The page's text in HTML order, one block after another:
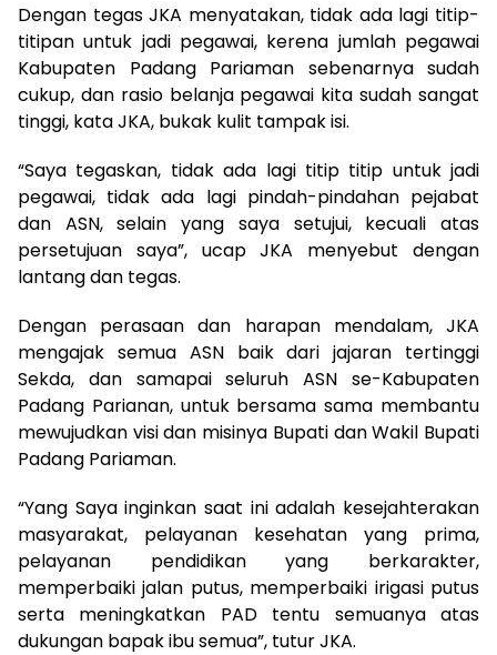
Dengan tegas JKA menyatakan, tidak ada lagi titip-
titipan untuk jadi pegawai, kerena jumlah pegawai
Kabupaten Padang Pariaman sebenarnya sudah
cukup, dan rasio belanja pegawai kita sudah sangat
tinggi, kata JKA, bukak kulit tampak isi.
“Saya tegaskan, tidak ada lagi titip titip untuk jadi
pegawai, tidak ada lagi pindah-pindahan pejabat
dan ASN, selain yang saya setujui, kecuali atas
persetujuan saya”, ucap JKA menyebut dengan
lantang dan tegas.
Dengan perasaan dan harapan mendalam, JKA
mengajak semua ASN baik dari jajaran tertinggi
Sekda, dan samapai seluruh ASN se-Kabupaten
Padang Parianan, untuk bersama sama membantu
mewujudkan visi dan misinya Bupati dan Wakil Bupati
Padang Pariaman.
“Yang Saya inginkan saat ini adalah kesejahterakan
masyarakat, pelayanan kesehatan yang prima,
pelayanan pendidikan yang berkarakter,
memperbaiki jalan putus, memperbaiki irigasi putus
serta meningkatkan PAD tentu semuanya atas
dukungan bapak ibu semua”, tutur JKA.